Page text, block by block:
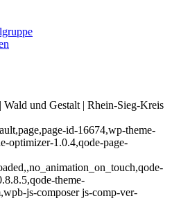
und Gestalt | Rhein-Sieg-Kreis
id-16674,wp-theme-
optimizer-1.0.4,qode-page-
theme-
js-composer js-comp-ver-